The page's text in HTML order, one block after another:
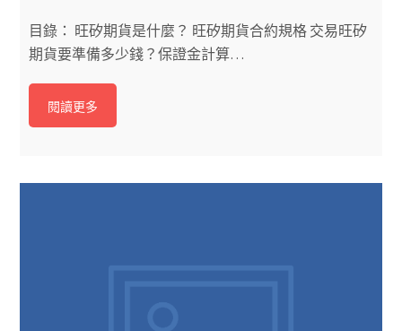
目錄： 旺矽期貨是什麼？ 旺矽期貨合約規格 交易旺矽
期貨要準備多少錢？保證金計算…
閱讀更多